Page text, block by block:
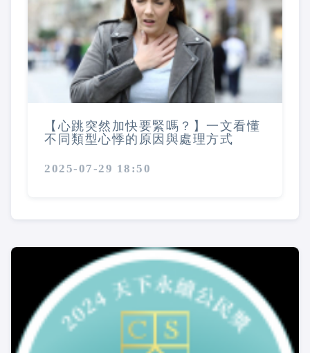
【心跳突然加快要緊嗎？】一文看懂
不同類型心悸的原因與處理方式
2025-07-29 18:50